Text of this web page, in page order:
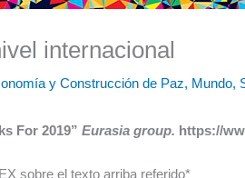
internacional
y Construcción de Paz, Mundo,
For 2019” Eurasia group. https://
sobre el texto arriba referido*